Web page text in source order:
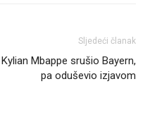
Sljedeći članak
Kylian Mbappe srušio Bayern,
pa oduševio izjavom